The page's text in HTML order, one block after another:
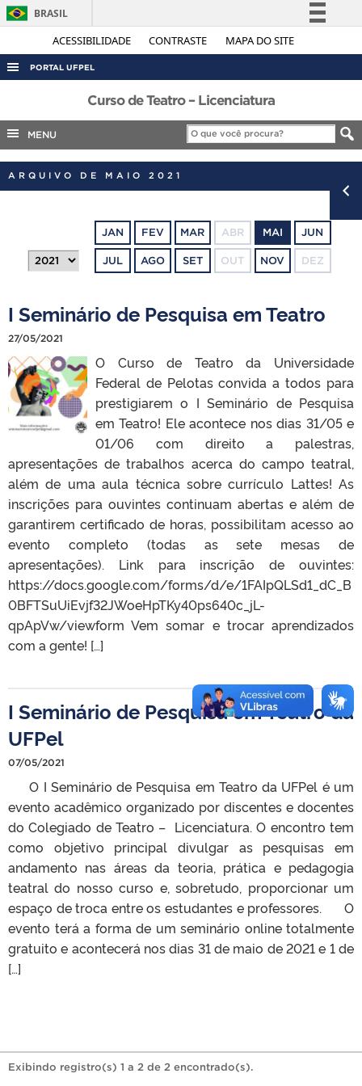
ACESSIBILIDADE CONTRASTE MAPA DO SITE
BRASIL
Simplifique!
Legislação
Canais
PORTAL UFPEL
ACESSO À INFORMAÇÃO
AUDITORIA
COBALTO
CONCURSOS
OUVIDORIA
TELEFONES
Curso de Teatro – Licenciatura
MENU
ARQUIVO DE MAIO 2021
JAN FEV MAR ABR MAI JUN
JUL AGO SET OUT NOV DEZ
I Seminário de Pesquisa em Teatro
27/05/2021
O Curso de Teatro da Universidade
Federal de Pelotas convida a todos para
prestigiarem o I Seminário de Pesquisa
em Teatro! Ele acontece nos dias 31/05 e
01/06 com direito a palestras,
apresentações de trabalhos acerca do campo teatral,
além de uma aula técnica sobre currículo Lattes! As
inscrições para ouvintes continuam abertas e além de
garantirem certificado de horas, possibilitam acesso ao
evento completo (todas as sete mesas de
apresentações). Link para inscrição de ouvintes:
https://docs.google.com/forms/d/e/1FAIpQLSd1_dC_B
0BFTSuUiEvjf32JWoeHpTKy40ps640c_jL-
qpApVw/viewform Vem somar e trocar aprendizados
com a gente! […]
I Seminário de Pesquisa em Teatro da
UFPel
07/05/2021
O I Seminário de Pesquisa em Teatro da UFPel é um
evento acadêmico organizado por discentes e docentes
do Colegiado de Teatro – Licenciatura. O encontro tem
como objetivo principal divulgar as pesquisas em
andamento nas áreas da teoria, prática e pedagogia
teatral do nosso curso e, sobretudo, proporcionar um
espaço de troca entre os estudantes e professores. O
evento terá a forma de um seminário online totalmente
gratuito e acontecerá nos dias 31 de maio de 2021 e 1 de
[…]
Exibindo registro(s) 1 a 2 de 2 encontrado(s).